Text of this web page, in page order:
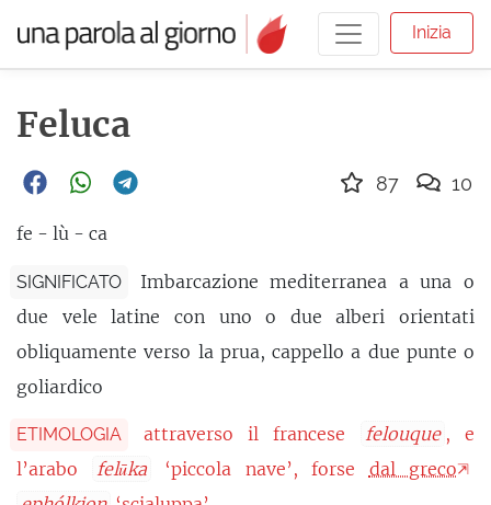
Inizia
Feluca
fe - lù - ca
SIGNIFICATO
Imbarcazione mediterranea a una o
due vele latine con uno o due alberi orientati
obliquamente verso la prua, cappello a due punte o
goliardico
ETIMOLOGIA attraverso il francese felouque , e
l’arabo
felūka ‘piccola nave’, forse dal greco
87 10